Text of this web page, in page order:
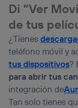
Di “Ver
de tus
¿Tienes
teléfono móvil y
tus dispositivos?
para abrir tus
integración de
Tan solo tienes